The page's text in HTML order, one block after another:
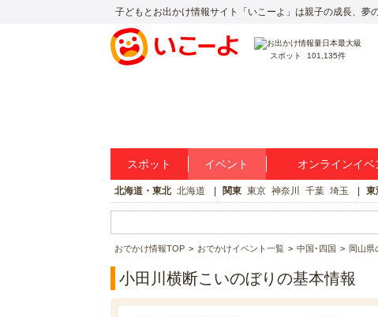
子どもとお出かけ情報サイト「いこーよ」は親子の成長、夢
スポット 101,135件
スポット イベント オンラインイベ
北海道・東北 北海道 関東 東京 神奈川 千葉 埼玉 東
おでかけ情報TOP おでかけイベント一覧 中国･四国 岡山県
小田川横断こいのぼりの基本情報